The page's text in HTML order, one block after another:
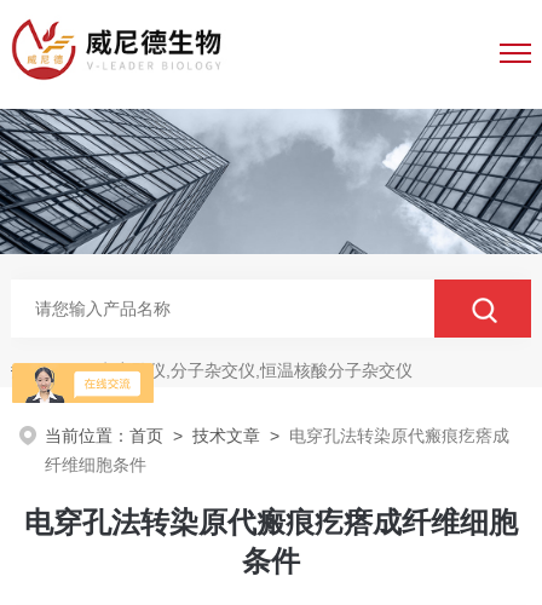
热门关键词：电穿孔仪,分子杂交仪,恒温核酸分子杂交仪
当前位置：首页 >技术文章 > 电穿孔法转染原代瘢痕疙瘩成
纤维细胞条件
电穿孔法转染原代瘢痕疙瘩成纤维细胞
条件